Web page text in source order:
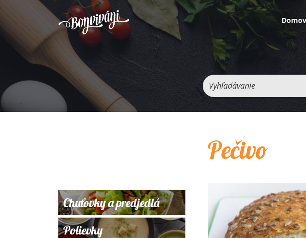
Domov
Vyhľadávanie
Chuťovky a predjedlá
Polievky
Pečivo